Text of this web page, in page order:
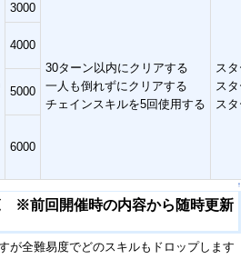
3000
30ターン以内にクリアする
一人も倒れずにクリアする
チェインスキルを5回使用する
スタ
スタ
スタ
4000
5000
6000
↑
※前回開催時の内容から随時更新
が全難易度でどのスキルもドロップします